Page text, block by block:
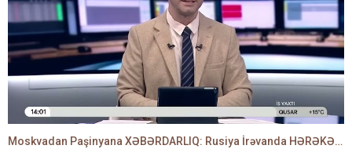
Moskvadan Paşinyana XƏBƏRDARLIQ: Rusiya İrəvanda HƏRƏKƏTƏ KEÇDİ - TAMİLLA QULAMİ danışır